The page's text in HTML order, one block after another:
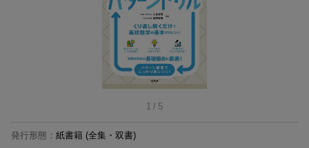
1 / 5
発行形態 ： 紙書籍 (全集・双書)